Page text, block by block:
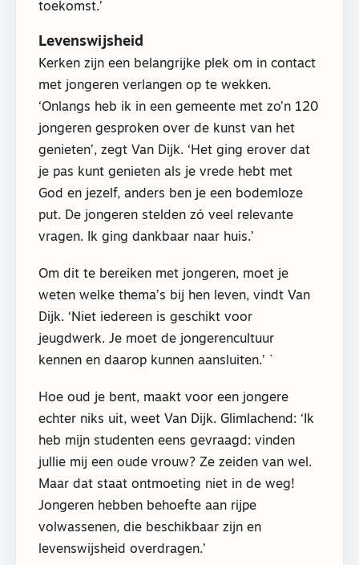
toekomst.’
Levenswijsheid
Kerken zijn een belangrijke plek om in contact
met jongeren verlangen op te wekken.
‘Onlangs heb ik in een gemeente met zo’n 120
jongeren gesproken over de kunst van het
genieten’, zegt Van Dijk. ‘Het ging erover dat
je pas kunt genieten als je vrede hebt met
God en jezelf, anders ben je een bodemloze
put. De jongeren stelden zó veel relevante
vragen. Ik ging dankbaar naar huis.’
Om dit te bereiken met jongeren, moet je
weten welke thema’s bij hen leven, vindt Van
Dijk. ‘Niet iedereen is geschikt voor
jeugdwerk. Je moet de jongerencultuur
kennen en daarop kunnen aansluiten.’ `
Hoe oud je bent, maakt voor een jongere
echter niks uit, weet Van Dijk. Glimlachend: ‘Ik
heb mijn studenten eens gevraagd: vinden
jullie mij een oude vrouw? Ze zeiden van wel.
Maar dat staat ontmoeting niet in de weg!
Jongeren hebben behoefte aan rijpe
volwassenen, die beschikbaar zijn en
levenswijsheid overdragen.’